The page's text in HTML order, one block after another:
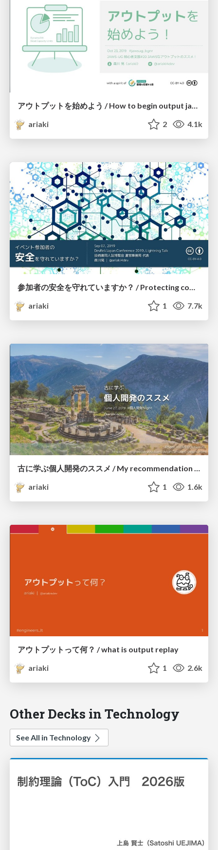
アウトプットを始めよう / How to begin output jawsug-bgnr
ariaki
2 4.1k
ariaki
1 7.7k
古に学ぶ個人開発のススメ / My recommendation of personal development
ariaki
1 1.6k
アウトプットって何？ / what is output replay
ariaki
1 2.6k
Other Decks in Technology
See All in Technology